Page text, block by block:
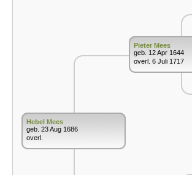
Hebel Mees
geb. 23 Aug 1686
overl.
Pieter Mees
geb. 12 Apr 1644
overl. 6 Juli 1717